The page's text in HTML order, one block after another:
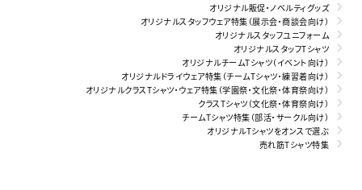
オリジナル販促・ノベルティグッズ
オリジナルスタッフウェア特集（展示会・商談会向け）
オリジナルスタッフユニフォーム
オリジナルスタッフTシャツ
オリジナルチームTシャツ（イベント向け）
オリジナルドライウェア特集（チームTシャツ・練習着向け）
オリジナルクラスTシャツ・ウェア特集（学園祭・文化祭・体育祭向け）
クラスTシャツ（文化祭・体育祭向け）
チームTシャツ特集（部活・サークル向け）
オリジナルTシャツをオンスで選ぶ
売れ筋Tシャツ特集